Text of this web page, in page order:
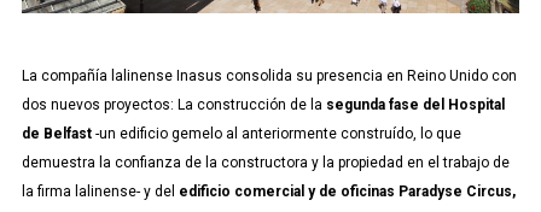
La compañía lalinense Inasus consolida su presencia en Reino Unido con
dos nuevos proyectos: La construcción de la segunda fase del Hospital
de Belfast-un edificio gemelo al anteriormente construído, lo que
demuestra la confianza de la constructora y la propiedad en el trabajo de
la firma lalinense- y del edificio comercial y de oficinas Paradyse Circus,